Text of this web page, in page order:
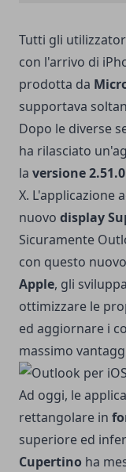
Tutti gli
con l'arrivo di
prodotta da
supportava
Dopo le diverse
ha rilasciato
la versione 2.51.0
X. L'applicazione
nuovo display
Sicuramente
con questo
Apple, gli
ottimizzare le
ed aggiornare i
massimo
Ad oggi, le
rettangolare in
superiore ed
Cupertino ha